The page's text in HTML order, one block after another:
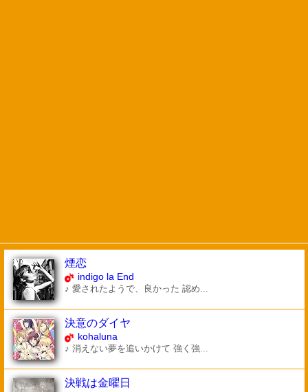
煙恋
indigo la End
♪ 愛されたようで、良かった 認め...
決意のダイヤ
kohaluna
♪ 消えない夢を追いかけて 強く強...
決戦は金曜日